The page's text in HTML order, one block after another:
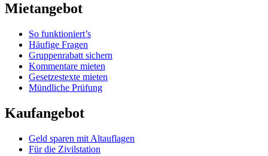
Mietangebot
So funktioniert’s
Häufige Fragen
Gruppenrabatt sichern
Kommentare mieten
Gesetzestexte mieten
Mündliche Prüfung
Kaufangebot
Geld sparen mit Altauflagen
Für die Zivilstation